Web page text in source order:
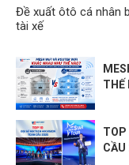
Đề xuất ôtô cá nhân
tài xế
THẾ
TOP
CẦU